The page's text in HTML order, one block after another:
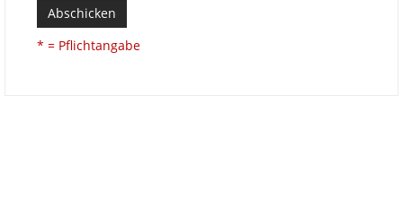
Abschicken
* = Pflichtangabe